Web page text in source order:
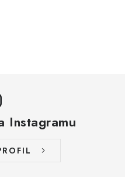
Instagramu